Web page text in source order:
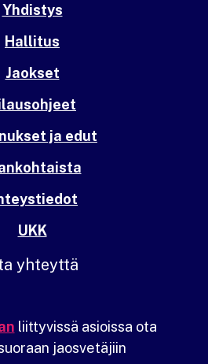
Yhdistys
Hallitus
Jaokset
ja edut
UKK
yhteyttä
liittyvissä asioissa ota
jaosvetäjiin